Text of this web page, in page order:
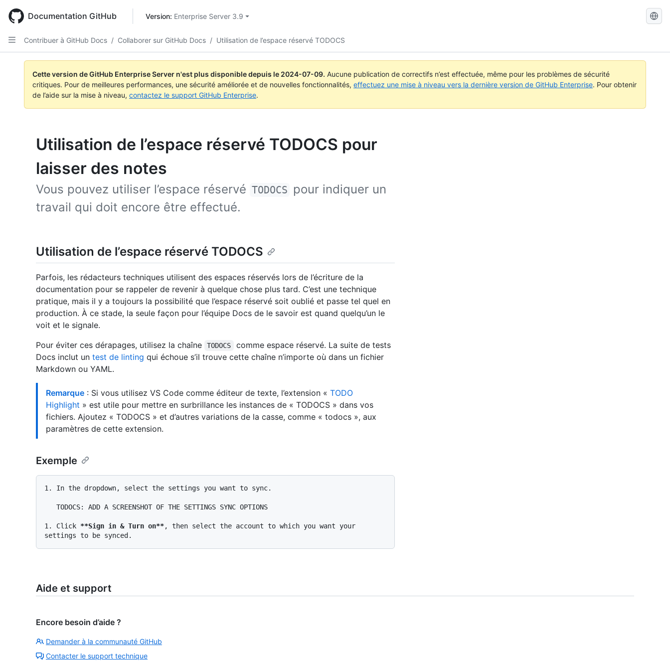
main
content
Documentation GitHub Version: Enterprise Server 3.9
Docs
Contribuer à GitHub Docs / Collaborer sur GitHub Docs / Utilisation de l’espace réservé TODOCS
Cette version de GitHub Enterprise Server n'est plus disponible depuis le 2024-07-09. Aucune publication de correctifs n’est effectuée, même pour les problèmes de sécurité
critiques. Pour de meilleures performances, une sécurité améliorée et de nouvelles fonctionnalités, effectuez une mise à niveau vers la dernière version de GitHub Enterprise. Pour obtenir
de l’aide sur la mise à niveau, contactez le support GitHub Enterprise.
Utilisation de l’espace réservé TODOCS pour
laisser des notes
Vous pouvez utiliser l’espace réservé TODOCS pour indiquer un
travail qui doit encore être effectué.
Utilisation de l’espace réservé TODOCS
Parfois, les rédacteurs techniques utilisent des espaces réservés lors de l’écriture de la
documentation pour se rappeler de revenir à quelque chose plus tard. C’est une technique
pratique, mais il y a toujours la possibilité que l’espace réservé soit oublié et passe tel quel en
production. À ce stade, la seule façon pour l’équipe Docs de le savoir est quand quelqu’un le
voit et le signale.
Pour éviter ces dérapages, utilisez la chaîne
TODOCS
comme espace réservé. La suite de tests
Docs inclut un test de linting qui échoue s’il trouve cette chaîne n’importe où dans un fichier
Markdown ou YAML.
Remarque : Si vous utilisez VS Code comme éditeur de texte, l’extension « TODO
Highlight » est utile pour mettre en surbrillance les instances de « TODOCS » dans vos
fichiers. Ajoutez « TODOCS » et d’autres variations de la casse, comme « todocs », aux
paramètres de cette extension.
Exemple
1. In the dropdown, select the settings you want to sync.
1. Click **Sign in & Turn on**, then select the account to which you want your
Aide et support
Encore besoin d’aide ?
Demander à la communauté GitHub
Contacter le support technique